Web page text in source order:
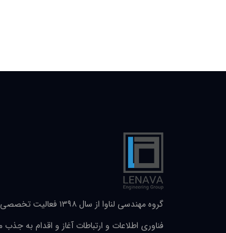
گروه مهندسی لناوا از سال
فناوری اطلاعات و ارتباطات آغاز و اقدام به